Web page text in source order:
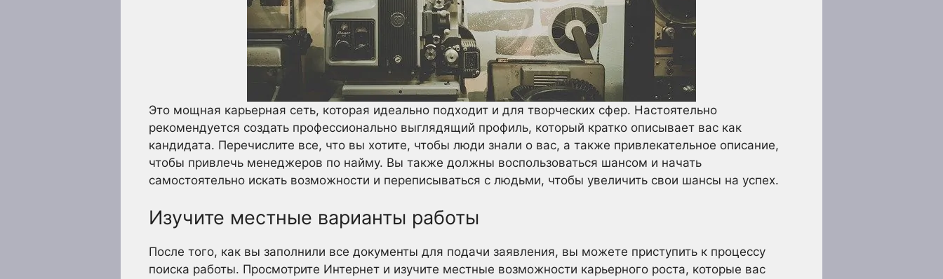
Это мощная карьерная сеть, которая идеально подходит и для творческих сфер. Настоятельно
рекомендуется создать профессионально выглядящий профиль, который кратко описывает вас как
кандидата. Перечислите все, что вы хотите, чтобы люди знали о вас, а также привлекательное описание,
чтобы привлечь менеджеров по найму. Вы также должны воспользоваться шансом и начать
самостоятельно искать возможности и переписываться с людьми, чтобы увеличить свои шансы на успех.
Изучите местные варианты работы
После того, как вы заполнили все документы для подачи заявления, вы можете приступить к процессу
поиска работы. Просмотрите Интернет и изучите местные возможности карьерного роста, которые вас